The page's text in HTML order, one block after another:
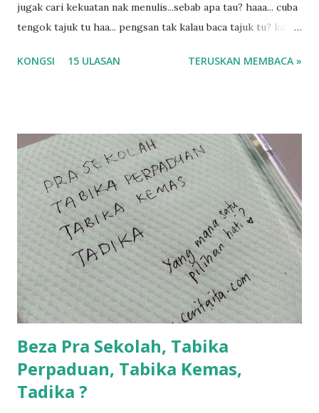
jugak cari kekuatan nak menulis...sebab apa tau? haaa... cuba
tengok tajuk tu haa... pengsan tak kalau baca tajuk tu? kalau
tau? yang sebut tu anak aku....diulangi ANAK AKU ....adoiiii
balik keja aku ajak la shah singgah Giant beli barang
sikit...dalam perjalanan dari dalam kereta tu biasalah kan
kami memang akan pimpin anak-anak jalan sampai masuk
dalam... dan kebiasanya bagi anak 4 macam kami ni bahagi-
bahagi lah siapa nak pimpin siapa... dan biasanya aku akan
dukung adik hadi sambil pimpin kakak husna... yang abg
ngah dengan abg long terserah pada shah la pulak.. tapi
kalau ikut anak-anak semua nak ummi pimpin... ajer rebeh
ba...
KONGSI 15 ULASAN TERUSKAN MEMBACA »
Beza Pra Sekolah, Tabika
Perpaduan, Tabika Kemas,
Tadika ?